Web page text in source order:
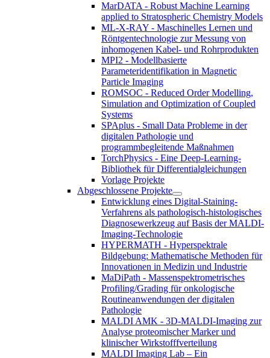
MarDATA - Robust Machine Learning
applied to Stratospheric Chemistry Models
ML-X-RAY - Maschinelles Lernen und
Röntgentechnologie zur Messung von
inhomogenen Kabel- und Rohrprodukten
MPI2 - Modellbasierte
Parameteridentifikation in Magnetic
Particle Imaging
ROMSOC - Reduced Order Modelling,
Simulation and Optimization of Coupled
Systems
SPAplus - Small Data Probleme in der
digitalen Pathologie und
programmbegleitende Maßnahmen
TorchPhysics - Eine Deep-Learning-
Bibliothek für Differentialgleichungen
Vorlage Projekte
Abgeschlossene Projekte
Entwicklung eines Digital-Staining-
Verfahrens als pathologisch-histologisches
Diagnosewerkzeug auf Basis der MALDI-
Imaging-Technologie
HYPERMATH - Hyperspektrale
Bildgebung: Mathematische Methoden für
Innovationen in Medizin und Industrie
MaDiPath - Massenspektrometrisches
Profiling/Grading für onkologische
Routineanwendungen der digitalen
Pathologie
MALDI AMK - 3D-MALDI-Imaging zur
Analyse proteomischer Marker und
klinischer Wirkstofffverteilung
MALDI Imaging Lab – Ein